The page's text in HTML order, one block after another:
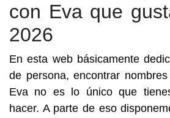
con Eva que
2026
En esta web básicamente
de persona, encontrar
Eva no es lo único que
hacer. A parte de eso